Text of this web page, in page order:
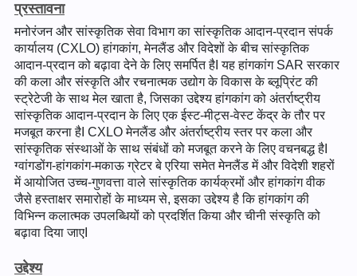
प्रस्तावना
मनोरंजन और सांस्कृतिक सेवा विभाग का सांस्कृतिक आदान-प्रदान संपर्क
कार्यालय (CXLO) हांगकांग, मेनलैंड और विदेशों के बीच सांस्कृतिक
आदान-प्रदान को बढ़ावा देने के लिए समर्पित हैI यह हांगकांग SAR सरकार
की कला और संस्कृति और रचनात्मक उद्योग के विकास के ब्लूप्रिंट की
स्ट्रेटेजी के साथ मेल खाता है, जिसका उद्देश्य हांगकांग को अंतर्राष्ट्रीय
सांस्कृतिक आदान-प्रदान के लिए एक ईस्ट-मीट्स-वेस्ट केंद्र के तौर पर
मजबूत करना हैI CXLO मेनलैंड और अंतर्राष्ट्रीय स्तर पर कला और
सांस्कृतिक संस्थाओं के साथ संबंधों को मजबूत करने के लिए वचनबद्ध हैI
ग्वांगडोंग-हांगकांग-मकाऊ ग्रेटर बे एरिया समेत मेनलैंड में और विदेशी शहरों
में आयोजित उच्च-गुणवत्ता वाले सांस्कृतिक कार्यक्रमों और हांगकांग वीक
जैसे हस्ताक्षर समारोहों के माध्यम से, इसका उद्देश्य है कि हांगकांग की
विभिन्न कलात्मक उपलब्धियों को प्रदर्शित किया और चीनी संस्कृति को
बढ़ावा दिया जाएI
उद्देश्य